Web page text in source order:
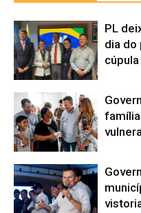
PL
dia do